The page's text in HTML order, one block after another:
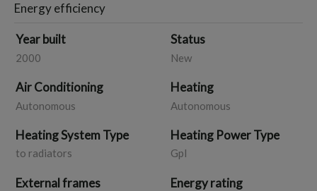
Energy efficiency
Year built
2000
Status
New
Air Conditioning
Autonomous
Heating
Autonomous
Heating System Type
to radiators
Heating Power Type
Gpl
External frames Energy rating